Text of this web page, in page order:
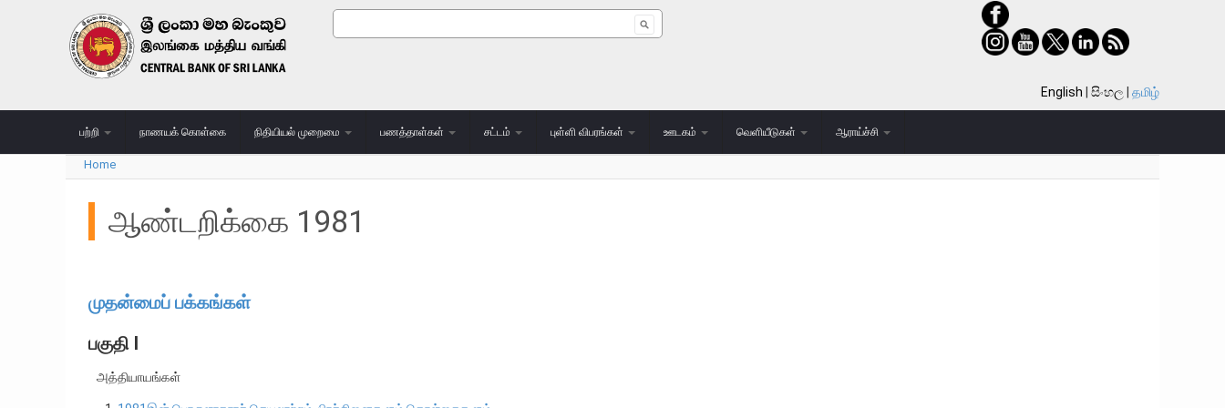
Search form
English සිංහල தமிழ்
பற்றி நாணயக் கொள்கை நிதியியல் முறைமை பணத்தாள்கள் சட்டம் புள்ளி விபரங்கள் ஊடகம் வெளியீடுகள் ஆராய்ச்சி
You are here
Home
ஆண்டறிக்கை 1981
முதன்மைப் பக்கங்கள்
பகுதி I
அத்தியாயங்கள்